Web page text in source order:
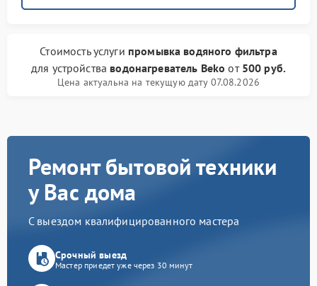
Стоимость услуги промывка водяного фильтра
для устройства водонагреватель Beko от 500 руб.
Цена актуальна на текущую дату 07.08.2026
Ремонт бытовой техники
у Вас дома
С выездом квалифицированного мастера
Срочный выезд
Мастер приедет уже через 30 минут